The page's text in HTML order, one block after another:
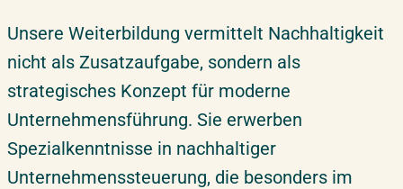
Unsere Weiterbildung vermittelt Nachhaltigkeit
nicht als Zusatzaufgabe, sondern als
strategisches Konzept für moderne
Unternehmensführung. Sie erwerben
Spezialkenntnisse in nachhaltiger
Unternehmenssteuerung, die besonders im